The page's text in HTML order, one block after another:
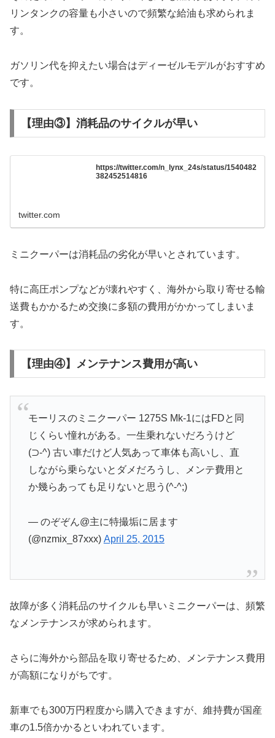
リンタンクの容量も小さいので頻繁な給油も求められま
す。
ガソリン代を抑えたい場合はディーゼルモデルがおすすめ
です。
【理由③】消耗品のサイクルが早い
https://twitter.com/n_lynx_24s/status/1540482
382452514816
twitter.com
ミニクーパーは消耗品の劣化が早いとされています。
特に高圧ポンプなどが壊れやすく、海外から取り寄せる輸
送費もかかるため交換に多額の費用がかかってしまいま
す。
【理由④】メンテナンス費用が高い
モーリスのミニクーパー 1275S Mk-1にはFDと同
じくらい憧れがある。一生乗れないだろうけど
(⊃-^) 古い車だけど人気あって車体も高いし、直
しながら乗らないとダメだろうし、メンテ費用と
か幾らあっても足りないと思う(^-^;)
— のぞぞん@主に特撮垢に居ます
(@nzmix_87xxx) April 25, 2015
故障が多く消耗品のサイクルも早いミニクーパーは、頻繁
なメンテナンスが求められます。
さらに海外から部品を取り寄せるため、メンテナンス費用
が高額になりがちです。
新車でも300万円程度から購入できますが、維持費が国産
車の1.5倍かかるといわれています。